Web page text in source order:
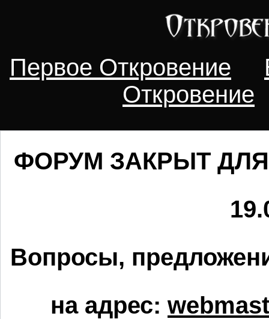
Первое Откровение
Откровение
ФОРУМ ЗАКРЫТ
Вопросы,
на адрес: